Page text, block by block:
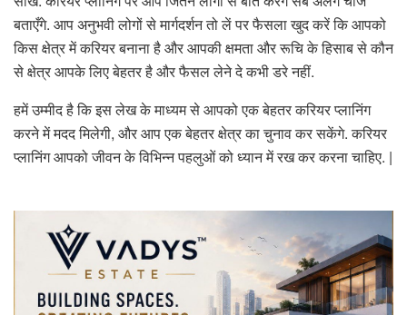
बताएँगे. आप अनुभवी लोगों से मार्गदर्शन तो लें पर फैसला खुद करें कि आपको
किस क्षेत्र में करियर बनाना है और आपकी क्षमता और रूचि के हिसाब से कौन
से क्षेत्र आपके लिए बेहतर है और फैसल लेने दे कभी डरे नहीं.
हमें उम्मीद है कि इस लेख के माध्यम से आपको एक बेहतर करियर प्लानिंग
करने में मदद मिलेगी, और आप एक बेहतर क्षेत्र का चुनाव कर सकेंगे. करियर
प्लानिंग आपको जीवन के विभिन्न पहलुओं को ध्यान में रख कर करना चाहिए. |